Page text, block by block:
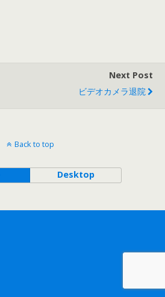
Next Post
ビデオカメラ退院
Back to top
Desktop